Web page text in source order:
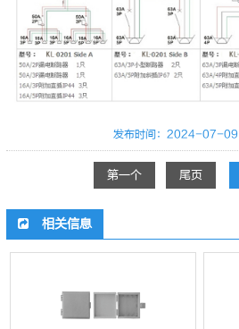
发布时间：2024-07-09
第一个 尾页
相关信息